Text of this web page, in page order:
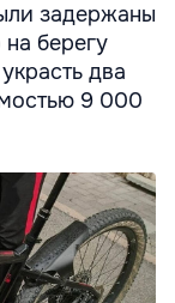
задержаны
берегу
два
9 000